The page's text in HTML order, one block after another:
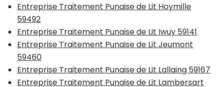
Entreprise Traitement Punaise de Lit Hoymille
59492
Entreprise Traitement Punaise de Lit Iwuy 59141
Entreprise Traitement Punaise de Lit Jeumont
59460
Entreprise Traitement Punaise de Lit Lallaing 59167
Entreprise Traitement Punaise de Lit Lambersart